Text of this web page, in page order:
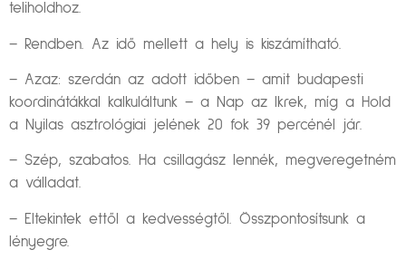
teliholdhoz.
– Rendben. Az idő mellett a hely is kiszámítható.
– Azaz: szerdán az adott időben – amit budapesti
koordinátákkal kalkuláltunk – a Nap az Ikrek, míg a Hold
a Nyilas asztrológiai jelének 20 fok 39 percénél jár.
– Szép, szabatos. Ha csillagász lennék, megveregetném
a válladat.
– Eltekintek ettől a kedvességtől. Összpontosítsunk a
lényegre.